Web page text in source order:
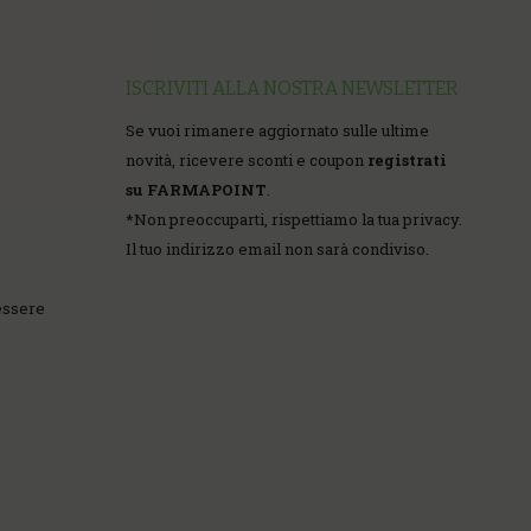
ISCRIVITI ALLA NOSTRA NEWSLETTER
Se vuoi rimanere aggiornato sulle ultime
novità, ricevere sconti e coupon registrati
su FARMAPOINT.
*Non preoccuparti, rispettiamo la tua privacy.
Il tuo indirizzo email non sarà condiviso.